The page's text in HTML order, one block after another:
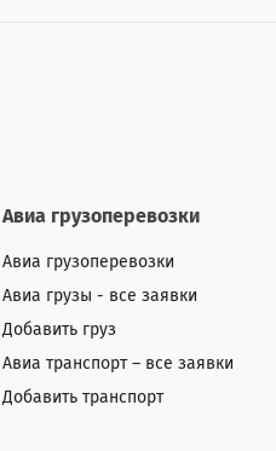
Авиа грузоперевозки
Авиа грузоперевозки
Авиа грузы - все заявки
Добавить груз
Авиа транспорт – все заявки
Добавить транспорт